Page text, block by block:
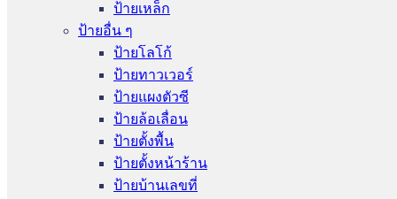
ป้ายเหล็ก
ป้ายอื่น ๆ
ป้ายโลโก้
ป้ายทาวเวอร์
ป้ายแผงตัวซี
ป้ายล้อเลื่อน
ป้ายตั้งพื้น
ป้ายตั้งหน้าร้าน
ป้ายบ้านเลขที่